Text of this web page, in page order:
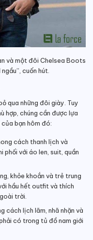
và một đôi Chelsea Boots
cuốn hút.
qua những đôi giày. Tuy
hợp, chúng cần được lựa
bạn hôm đó:
cách thanh lịch và
phối với áo len, suit, quần
khỏe khoắn và trẻ trung
hầu hết outfit và thích
trời.
cách lịch lãm, nhã nhặn và
có trong tủ đồ nam giới